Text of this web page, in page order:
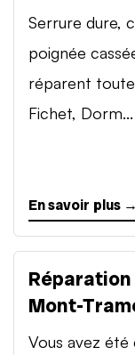
Serrure dure,
poignée
réparent
Fichet, Dorm...
En savoir plus →
Mont-
Vous avez été